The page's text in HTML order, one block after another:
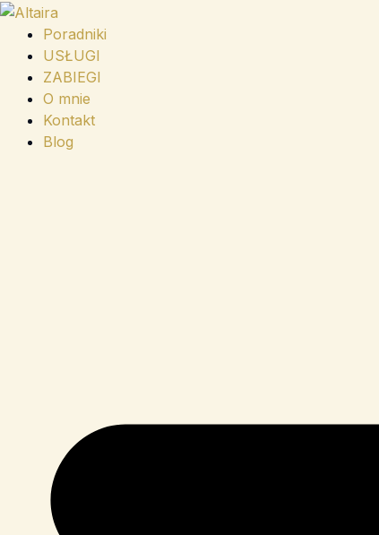
Przejdź
treści
Poradniki
USŁUGI
ZABIEGI
O mnie
Kontakt
Blog